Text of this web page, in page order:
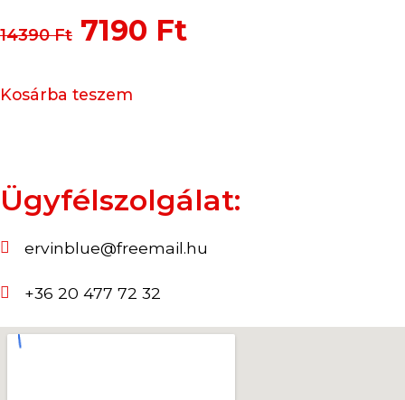
14390Ft 7190 Ft
Kosárba teszem
Ügyfélszolgálat:
ervinblue@freemail.hu
+36 20 477 72 32